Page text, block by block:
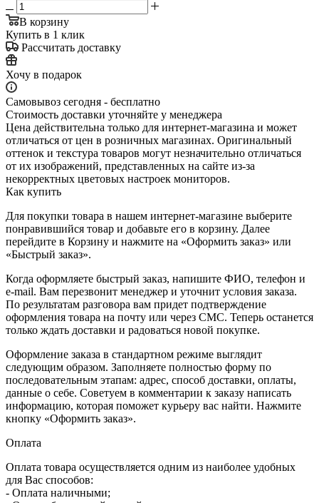
В корзину
Купить в 1 клик
Рассчитать доставку
Хочу в подарок
Самовывоз сегодня - бесплатно
Стоимость доставки уточняйте у менеджера
Цена действительна только для интернет-магазина и может
отличаться от цен в розничных магазинах. Оригинальный
оттенок и текстура товаров могут незначительно отличаться
от их изображений, представленных на сайте из-за
некорректных цветовых настроек мониторов.
Как купить
Для покупки товара в нашем интернет-магазине выберите
понравившийся товар и добавьте его в корзину. Далее
перейдите в Корзину и нажмите на «Оформить заказ» или
«Быстрый заказ».
Когда оформляете быстрый заказ, напишите ФИО, телефон и
e-mail. Вам перезвонит менеджер и уточнит условия заказа.
По результатам разговора вам придет подтверждение
оформления товара на почту или через СМС. Теперь останется
только ждать доставки и радоваться новой покупке.
Оформление заказа в стандартном режиме выглядит
следующим образом. Заполняете полностью форму по
последовательным этапам: адрес, способ доставки, оплаты,
данные о себе. Советуем в комментарии к заказу написать
информацию, которая поможет курьеру вас найти. Нажмите
кнопку «Оформить заказ».
Оплата
Оплата товара осуществляется одним из наиболее удобных
для Вас способов:
- Оплата наличными;